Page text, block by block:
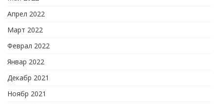
Апрел 2022
Март 2022
Феврал 2022
Январ 2022
Декабр 2021
Ноябр 2021